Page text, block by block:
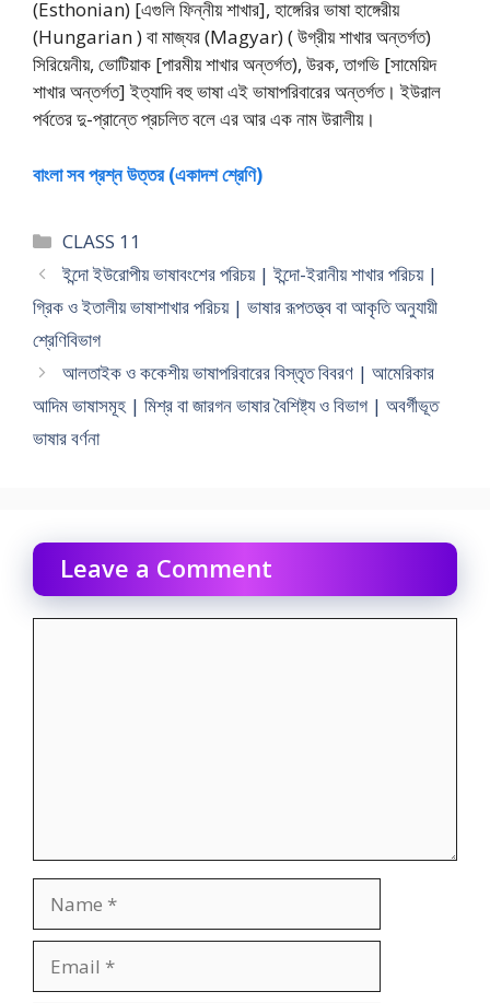
(Esthonian) [এগুলি ফিন্নীয় শাখার], হাঙ্গেরির ভাষা হাঙ্গেরীয়
(Hungarian ) বা মাজ্যর (Magyar) ( উগ্রীয় শাখার অন্তর্গত)
সিরিয়েনীয়, ভােটিয়াক [পারমীয় শাখার অন্তর্গত), উরক, তাগভি [সামেয়িদ
শাখার অন্তর্গত] ইত্যাদি বহু ভাষা এই ভাষাপরিবারের অন্তর্গত। ইউরাল
পর্বতের দু-প্রান্তে প্রচলিত বলে এর আর এক নাম উরালীয়।
বাংলা সব প্রশ্ন উত্তর (একাদশ শ্রেণি)
Categories
CLASS 11
ইন্দো ইউরােপীয় ভাষাবংশের পরিচয় | ইন্দো-ইরানীয় শাখার পরিচয় |
গ্রিক ও ইতালীয় ভাষাশাখার পরিচয় | ভাষার রূপতত্ত্ব বা আকৃতি অনুযায়ী
শ্রেণিবিভাগ
আলতাইক ও ককেশীয় ভাষাপরিবারের বিস্তৃত বিবরণ | আমেরিকার
আদিম ভাষাসমূহ | মিশ্র বা জারগন ভাষার বৈশিষ্ট্য ও বিভাগ | অবর্গীভূত
ভাষার বর্ণনা
Leave a Comment